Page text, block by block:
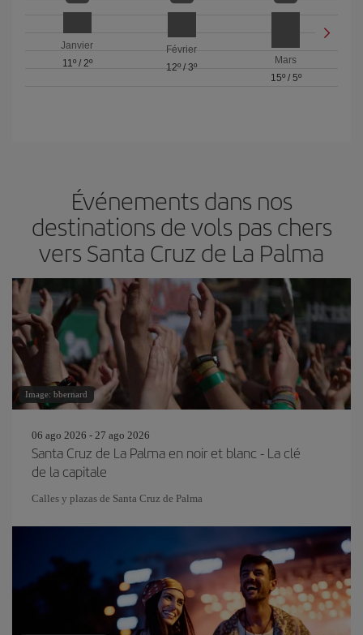
Janvier
11º/ 2º
Février
12º / 3º
Mars
15º/ 5º
Événements dans nos
destinations de vols pas chers
vers Santa Cruz de La Palma
Image: bbernard
06 ago 2026 - 27 ago 2026
Santa Cruz de La Palma en noir et blanc - La clé
de la capitale
Calles y plazas de Santa Cruz de Palma